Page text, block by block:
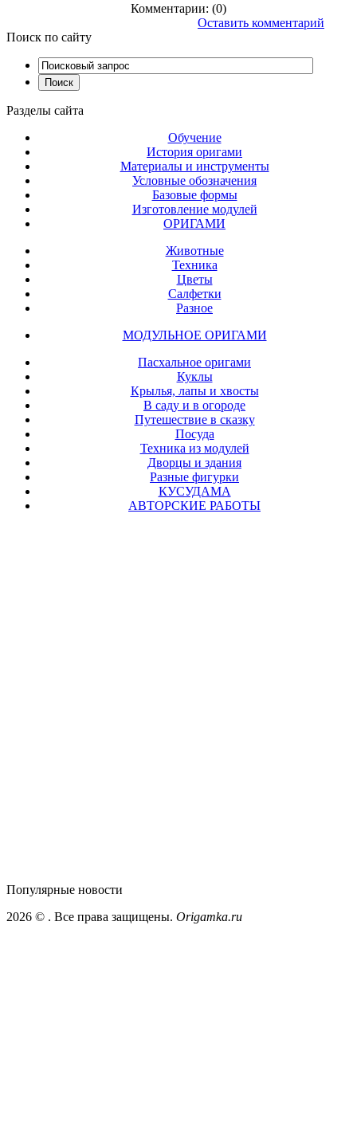
Комментарии: (0)
Оставить комментарий
Поиск по сайту
Разделы сайта
Обучение
История оригами
Материалы и инструменты
Условные обозначения
Базовые формы
Изготовление модулей
ОРИГАМИ
Животные
Техника
Цветы
Салфетки
Разное
МОДУЛЬНОЕ ОРИГАМИ
Пасхальное оригами
Куклы
Крылья, лапы и хвосты
В саду и в огороде
Путешествие в сказку
Посуда
Техника из модулей
Дворцы и здания
Разные фигурки
КУСУДАМА
АВТОРСКИЕ РАБОТЫ
Популярные новости
2026 © . Все права защищены. Origamka.ru